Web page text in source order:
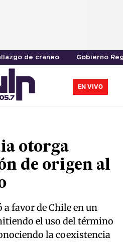
de craneo Gobierno
EN VIVO
otorga
de origen al
favor de Chile en un
el uso del término
la coexistencia